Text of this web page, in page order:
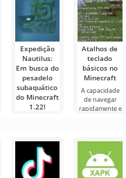
Expedição
Nautilus:
Em busca do
pesadelo
subaquático
do Minecraft
1.22!
ainda estou
tremendo de
emoção
enquanto
Atalhos de
teclado
básicos no
Minecraft
A capacidade
de navegar
rapidamente e
muito
importante no